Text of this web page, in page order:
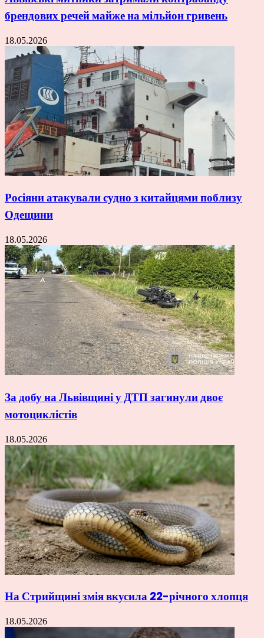
брендових речей майже на мільйон гривень
18.05.2026
Росіяни атакували судно з китайцями поблизу
Одещини
18.05.2026
За добу на Львівщині у ДТП загинули двоє
мотоциклістів
18.05.2026
На Стрийщині змія вкусила 22-річного хлопця
18.05.2026